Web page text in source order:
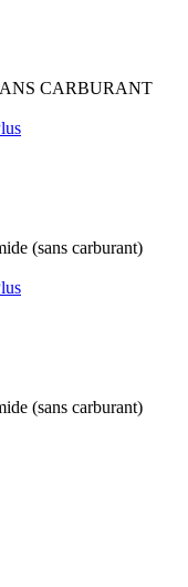
CARBURANT
(sans carburant)
(sans carburant)